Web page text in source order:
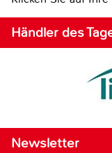
Händler des
Newsletter